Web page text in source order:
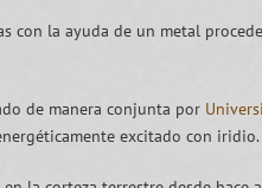
con la ayuda de un metal
de manera conjunta por
excitado con iridio.